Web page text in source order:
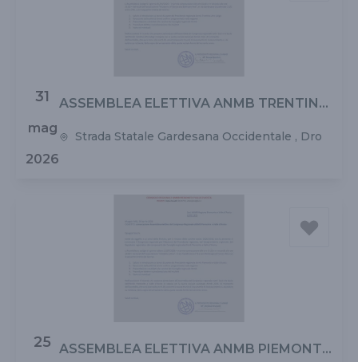
31
mag
2026
ASSEMBLEA ELETTIVA ANMB TRENTINO
Strada Statale Gardesana Occidentale , Dro
25 ASSEMBLEA ELETTIVA ANMB PIEMONTE